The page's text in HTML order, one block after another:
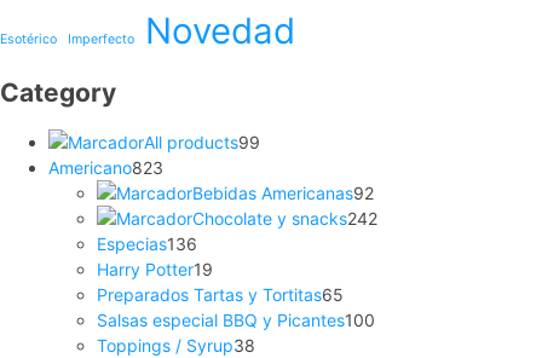
Esotérico Imperfecto Novedad
Category
All products99
Americano823
Bebidas Americanas92
Chocolate y snacks242
Especias136
Harry Potter19
Preparados Tartas y Tortitas65
Salsas especial BBQ y Picantes100
Toppings / Syrup38